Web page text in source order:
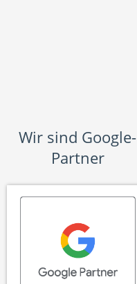
Wir sind Google-
Partner